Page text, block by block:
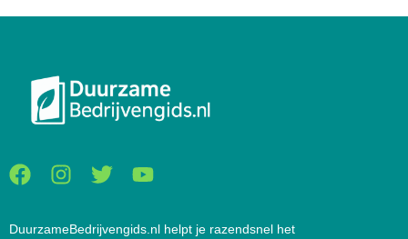
DuurzameBedrijvengids.nl helpt je razendsnel het